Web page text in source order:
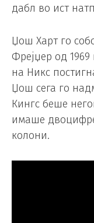
дабл во ист
Џош Харт го
Фрејџер од
на Никс
Џош сега го
Кингс беше
имаше
колони.